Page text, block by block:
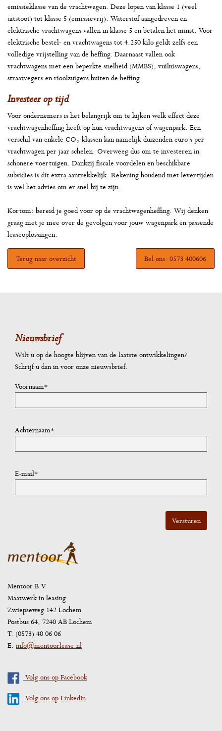
emissieklasse van de vrachtwagen. Deze lopen van klasse 1 (veel
uitstoot) tot klasse 5 (emissievrij). Waterstof aangedreven en
elektrische vrachtwagens vallen in klasse 5 en betalen het minst. Voor
elektrische bestel- en vrachtwagens tot 4.250 kilo geldt zelfs een
volledige vrijstelling van de heffing. Daarnaast vallen ook
vrachtwagens met een beperkte snelheid (MMBS), vuilniswagens,
straatvegers en rioolzuigers buiten de heffing.
Investeer op tijd
Voor ondernemers is het belangrijk om te kijken welk effect deze
vrachtwagenheffing heeft op hun vrachtwagens of wagenpark. Een
verschil van enkele CO₂-klassen kan namelijk duizenden euro’s per
vrachtwagen per jaar schelen. Overweeg dus om te investeren in
schonere voertuigen. Dankzij fiscale voordelen en beschikbare
subsidies is dit extra aantrekkelijk. Rekening houdend met levertijden
is wel het advies om er snel bij te zijn.
Kortom: bereid je goed voor op de vrachtwagenheffing. Wij denken
graag met je mee over de gevolgen voor jouw wagenpark én passende
leaseoplossingen.
Terug naar overzicht Bel ons: 0573 400606
Nieuwsbrief
Wilt u op de hoogte blijven van de laatste ontwikkelingen?
Schrijf u dan in voor onze nieuwsbrief.
Voornaam*
Achternaam*
E-mail*
Mentoor B.V.
Maatwerk in leasing
Zwiepseweg 142 Lochem
Postbus 64, 7240 AB Lochem
T. (0573) 40 06 06
E. info@mentoorlease.nl
Volg ons op Facebook
Volg ons op LinkedIn